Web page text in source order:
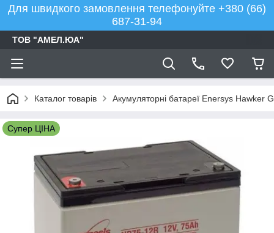
Для швидкого замовлення телефонуйте +380 (66)
687-31-94
ТОВ "АМЕЛ.ЮА"
Каталог товарів Акумуляторні батареї Enersys Hawker
Супер ЦІНА